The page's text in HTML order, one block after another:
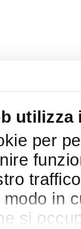
utilizza
per
in
si